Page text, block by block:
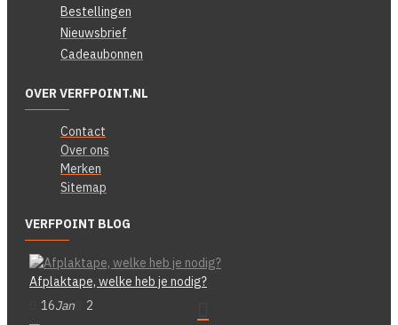
Bestellingen
Nieuwsbrief
Cadeaubonnen
OVER VERFPOINT.NL
Contact
Over ons
Merken
Sitemap
VERFPOINT BLOG
Afplaktape, welke heb je nodig?
16Jan 2